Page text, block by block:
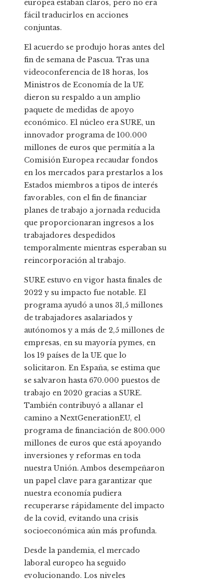
europea estaban claros, pero no era
fácil traducirlos en acciones
conjuntas.
El acuerdo se produjo horas antes del
fin de semana de Pascua. Tras una
videoconferencia de 18 horas, los
Ministros de Economía de la UE
dieron su respaldo a un amplio
paquete de medidas de apoyo
económico. El núcleo era SURE, un
innovador programa de 100.000
millones de euros que permitía a la
Comisión Europea recaudar fondos
en los mercados para prestarlos a los
Estados miembros a tipos de interés
favorables, con el fin de financiar
planes de trabajo a jornada reducida
que proporcionaran ingresos a los
trabajadores despedidos
temporalmente mientras esperaban su
reincorporación al trabajo.
SURE estuvo en vigor hasta finales de
2022 y su impacto fue notable. El
programa ayudó a unos 31,5 millones
de trabajadores asalariados y
autónomos y a más de 2,5 millones de
empresas, en su mayoría pymes, en
los 19 países de la UE que lo
solicitaron. En España, se estima que
se salvaron hasta 670.000 puestos de
trabajo en 2020 gracias a SURE.
También contribuyó a allanar el
camino a NextGenerationEU, el
programa de financiación de 800.000
millones de euros que está apoyando
inversiones y reformas en toda
nuestra Unión. Ambos desempeñaron
un papel clave para garantizar que
nuestra economía pudiera
recuperarse rápidamente del impacto
de la covid, evitando una crisis
socioeconómica aún más profunda.
Desde la pandemia, el mercado
laboral europeo ha seguido
evolucionando. Los niveles